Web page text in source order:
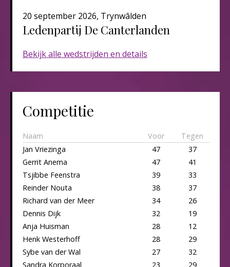
20 september 2026, Trynwâlden
Ledenpartij De Canterlanden​​​
Bekijk alle wedstrijden en details
Competitie
Naam Voor
Tegen
Jan Vriezinga
47
37
Gerrit Anema
47
41
Tsjibbe Feenstra
39
33
Reinder Nouta
38
37
Richard van der Meer
34
26
Dennis Dijk
32
19
Anja Huisman
28
12
Henk Westerhoff
28
29
Sybe van der Wal
27
32
Sandra Korporaal
23 29